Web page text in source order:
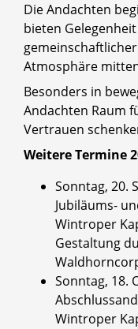
Die Andachten
bieten
Atmosphäre
Besonders in
Andachten Raum
Vertrauen
Weitere Termine
Sonntag, 20.
Jubiläums-
Wintroper
Gestaltung
Sonntag, 18.
Wintroper